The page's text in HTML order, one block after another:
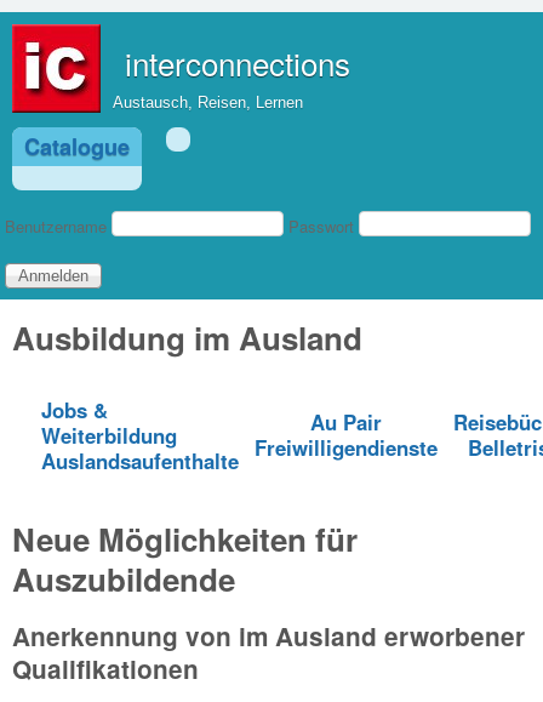
interconnections
Austausch, Reisen, Lernen
Catalogue
Benutzeranmeldung
Benutzername Passwort
Ausbildung im Ausland
Jobs &
Weiterbildung
Auslandsaufenthalte
Au Pair
Freiwilligendienste
Neue Möglichkeiten für
Auszubildende
Anerkennung von im Ausland erworbener
Qualifikationen